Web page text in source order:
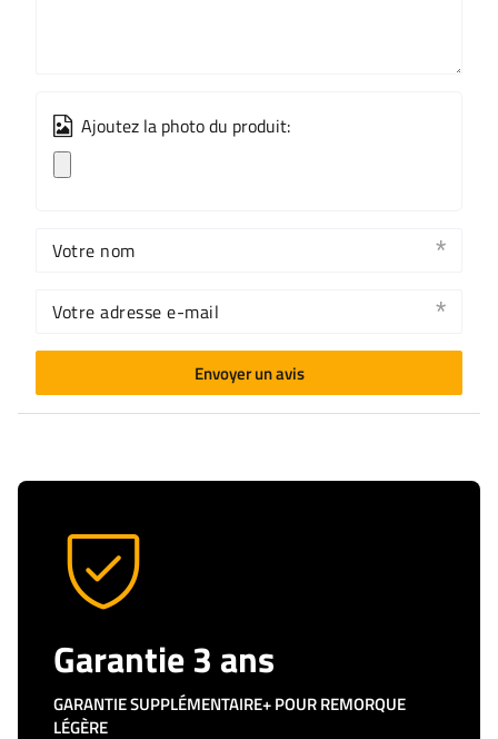
Ajoutez la photo du produit:
Votre nom
Votre adresse e-mail
Envoyer un avis
Garantie 3 ans
GARANTIE SUPPLÉMENTAIRE+ POUR REMORQUE
LÉGÈRE